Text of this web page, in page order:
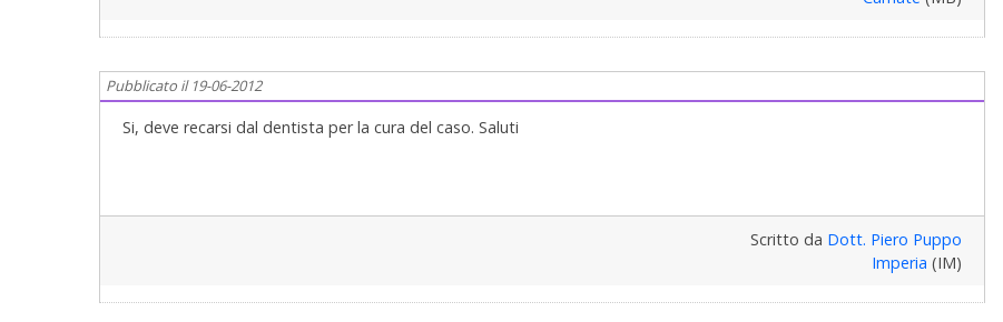
Pubblicato il 19-06-2012
Si, deve recarsi dal dentista per la cura del caso. Saluti
Scritto da Dott. Piero Puppo
Imperia (IM)